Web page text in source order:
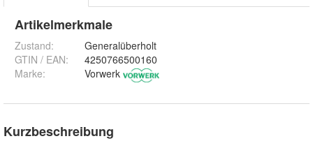
Artikelmerkmale
Zustand:
Generalüberholt
GTIN / EAN:
4250766500160
Marke:
Vorwerk
Kurzbeschreibung